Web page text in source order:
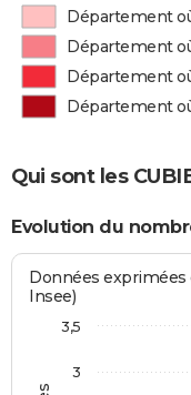
Département
Département
Département
Département
Qui sont les
Evolution du
Données exprimées
Insee)
3
3,5